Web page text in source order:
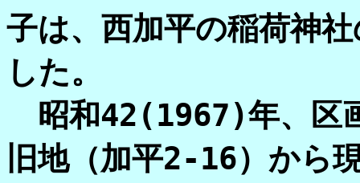
子は、西加平の稲荷神
した。
昭和42(1967)年、区
旧地（加平2-16）から